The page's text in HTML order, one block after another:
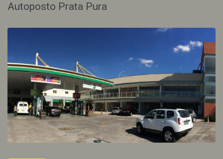
Autoposto Prata Pura